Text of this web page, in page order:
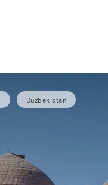
Ouzbekistan